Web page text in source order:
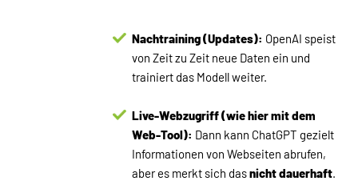
Nachtraining (Updates): OpenAI speist
von Zeit zu Zeit neue Daten ein und
trainiert das Modell weiter.
Live-Webzugriff (wie hier mit dem
Web-Tool): Dann kann ChatGPT gezielt
Informationen von Webseiten abrufen,
aber es merkt sich dasnicht dauerhaft